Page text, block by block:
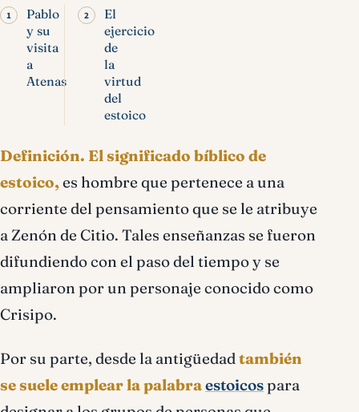
Pablo
y su
visita
a
Atenas
El
ejercicio
de
la
virtud
del
estoico
Definición. El significado bíblico de
estoico, es hombre que pertenece a una
corriente del pensamiento que se le atribuye
a Zenón de Citio. Tales enseñanzas se fueron
difundiendo con el paso del tiempo y se
ampliaron por un personaje conocido como
Crisipo.
Por su parte, desde la antigüedadtambién
se suele emplear la palabraestoicospara